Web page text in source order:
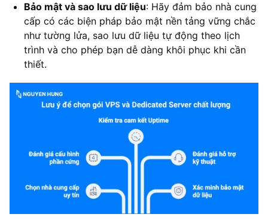
Bảo mật và sao lưu dữ liệu: Hãy đảm bảo nhà cung
cấp có các biện pháp bảo mật nền tảng vững chắc
như tường lửa, sao lưu dữ liệu tự động theo lịch
trình và cho phép bạn dễ dàng khôi phục khi cần
thiết.